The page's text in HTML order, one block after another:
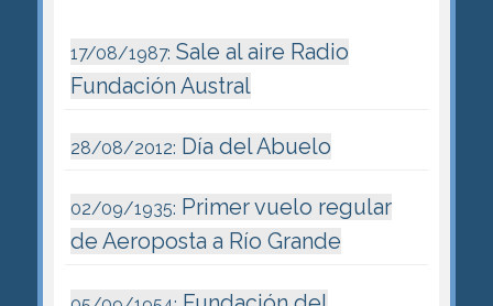
17/08/1987: Sale al aire Radio
Fundación Austral
28/08/2012: Día del Abuelo
02/09/1935: Primer vuelo regular
de Aeroposta a Río Grande